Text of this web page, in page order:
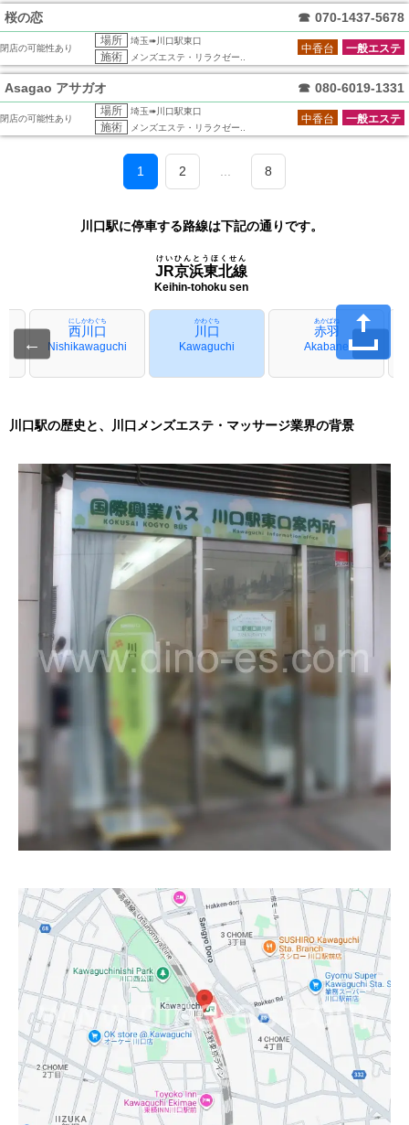
桜の恋 ☎ 070-1437-5678
閉店の可能性あり
場所 埼玉➠川口駅東口
施術 メンズエステ・リラクゼー..
一般エステ
中香台
Asagao アサガオ ☎ 080-6019-1331
閉店の可能性あり
場所 埼玉➠川口駅東口
施術 メンズエステ・リラクゼー..
一般エステ
中香台
1 2 8
川口駅に停車する路線は下記の通りです。
JR京浜東北線
けいひんとうほくせん
Keihin-tohoku sen
←
西川口
にしかわぐち
Nishikawaguchi
川口
かわぐち
Kawaguchi
赤羽
あかばね
Akabane →
川口駅の歴史と、川口メンズエステ・マッサージ業界の背景